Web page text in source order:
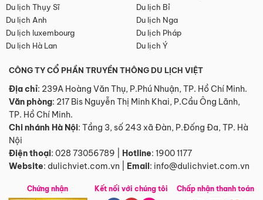
Du lịch Thụy Sĩ
Du lịch Bỉ
Du lịch Anh
Du lịch Nga
Du lịch luxembourg
Du lịch Pháp
Du lịch Hà Lan
Du lịch Ý
CÔNG TY CỔ PHẦN TRUYỀN THÔNG DU LỊCH VIỆT
Địa chỉ: 239A Hoàng Văn Thụ, P.Phú Nhuận, TP. Hồ Chí Minh.
Văn phòng: 217 Bis Nguyễn Thị Minh Khai, P.Cầu Ông Lãnh,
TP. Hồ Chí Minh.
Chi nhánh Hà Nội: Tầng 3, số 243 xã Đàn, P.Đống Đa, TP. Hà
Nội
Điện thoại: 028 73056789 Hotline: 1900 1177
Website: dulichviet.com.vn Email: info@dulichviet.com.vn
Chứng nhận Kết nối với chúng tôi Chấp nhận thanh toán